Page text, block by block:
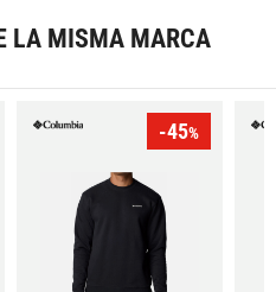
LA MISMA MARCA
-45%